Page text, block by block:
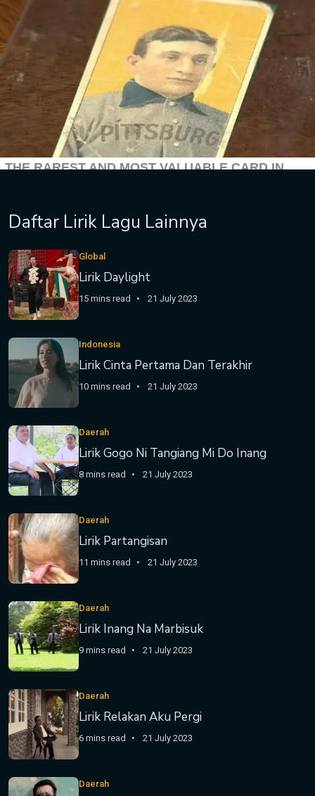
Daftar Lirik Lagu Lainnya
Global
Lirik Daylight
15 mins read 21 July 2023
Indonesia
Lirik Cinta Pertama Dan Terakhir
10 mins read 21 July 2023
Daerah
Lirik Gogo Ni Tangiang Mi Do Inang
8 mins read 21 July 2023
Daerah
Lirik Partangisan
11 mins read 21 July 2023
Daerah
Lirik Inang Na Marbisuk
9 mins read 21 July 2023
Daerah
Lirik Relakan Aku Pergi
6 mins read 21 July 2023
Daerah